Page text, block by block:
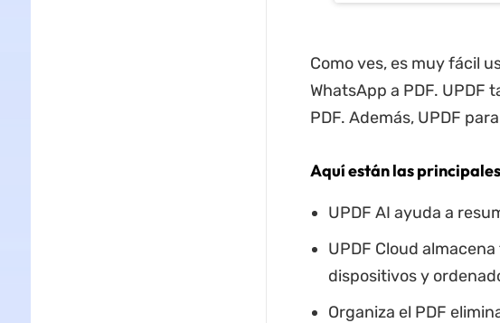
Como ves, es muy fácil
WhatsApp a PDF.
PDF. Además, UPDF
Aquí están las
UPDF AI ayuda a
UPDF Cloud
dispositivos y
Organiza el PDF